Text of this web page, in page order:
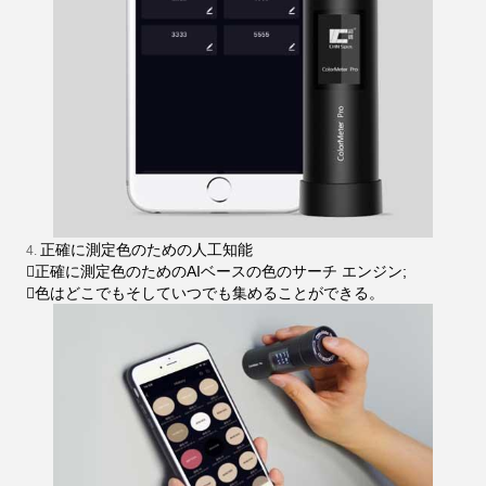
4. 正確に測定色のための人工知能
正確に測定色のためのAIベースの色のサーチ エンジン;
色はどこでもそしていつでも集めることができる。